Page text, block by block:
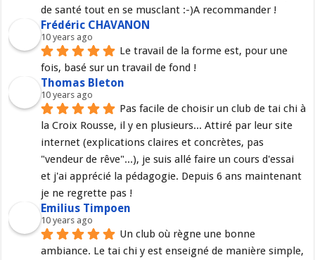
de santé tout en se musclant :-)A recommander !
Frédéric CHAVANON
10 years ago
Le travail de la forme est, pour une
fois, basé sur un travail de fond !
Thomas Bleton
10 years ago
Pas facile de choisir un club de tai chi à
la Croix Rousse, il y en plusieurs... Attiré par leur site
internet (explications claires et concrètes, pas
"vendeur de rêve"...), je suis allé faire un cours d'essai
et j'ai apprécié la pédagogie. Depuis 6 ans maintenant
je ne regrette pas !
Emilius Timpoen
10 years ago
Un club où règne une bonne
ambiance. Le tai chi y est enseigné de manière simple,